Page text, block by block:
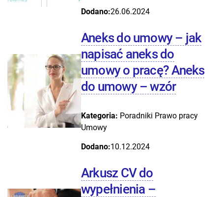
Dodano:26.06.2024
Aneks do umowy – jak
napisać aneks do
umowy o pracę? Aneks
do umowy – wzór
Kategoria: Poradniki Prawo pracy
Umowy
Dodano:10.12.2024
Arkusz CV do
wypełnienia –